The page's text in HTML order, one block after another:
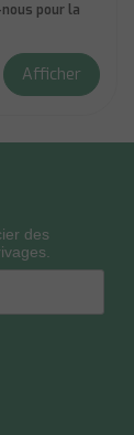
pour la
Afficher
des